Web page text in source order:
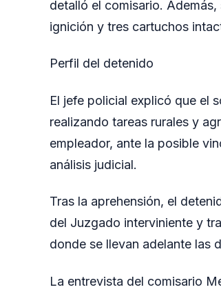
detalló el comisario.
ignición y tres cartuchos
Perfil del detenido
El jefe policial explicó que el
realizando tareas rurales y
empleador, ante la posible
análisis judicial.
Tras la aprehensión, el
del Juzgado interviniente y
donde se llevan adelante las
La entrevista del comisario